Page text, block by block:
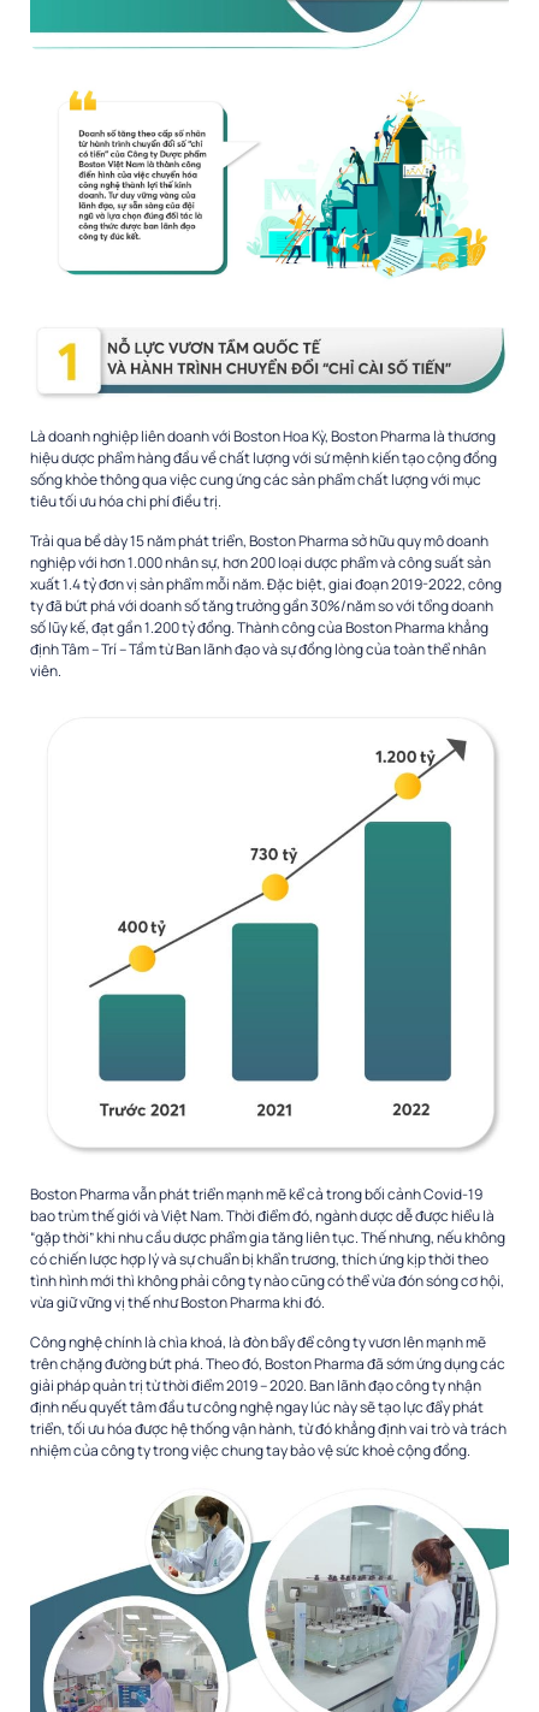
Là doanh nghiệp liên doanh với Boston Hoa Kỳ, Boston Pharma là thương
hiệu dược phẩm hàng đầu về chất lượng với sứ mệnh kiến tạo cộng đồng
sống khỏe thông qua việc cung ứng các sản phẩm chất lượng với mục
tiêu tối ưu hóa chi phí điều trị.
Trải qua bề dày 15 năm phát triển, Boston Pharma sở hữu quy mô doanh
nghiệp với hơn 1.000 nhân sự, hơn 200 loại dược phẩm và công suất sản
xuất 1.4 tỷ đơn vị sản phẩm mỗi năm. Đặc biệt, giai đoạn 2019-2022, công
ty đã bứt phá với doanh số tăng trưởng gần 30%/năm so với tổng doanh
số lũy kế, đạt gần 1.200 tỷ đồng. Thành công của Boston Pharma khẳng
định Tâm – Trí – Tầm từ Ban lãnh đạo và sự đồng lòng của toàn thể nhân
viên.
Boston Pharma vẫn phát triển mạnh mẽ kể cả trong bối cảnh Covid-19
bao trùm thế giới và Việt Nam. Thời điểm đó, ngành dược dễ được hiểu là
“gặp thời” khi nhu cầu dược phẩm gia tăng liên tục. Thế nhưng, nếu không
có chiến lược hợp lý và sự chuẩn bị khẩn trương, thích ứng kịp thời theo
tình hình mới thì không phải công ty nào cũng có thể vừa đón sóng cơ hội,
vừa giữ vững vị thế như Boston Pharma khi đó.
Công nghệ chính là chìa khoá, là đòn bẩy để công ty vươn lên mạnh mẽ
trên chặng đường bứt phá. Theo đó, Boston Pharma đã sớm ứng dụng các
giải pháp quản trị từ thời điểm 2019 – 2020. Ban lãnh đạo công ty nhận
định nếu quyết tâm đầu tư công nghệ ngay lúc này sẽ tạo lực đẩy phát
triển, tối ưu hóa được hệ thống vận hành, từ đó khẳng định vai trò và trách
nhiệm của công ty trong việc chung tay bảo vệ sức khoẻ cộng đồng.